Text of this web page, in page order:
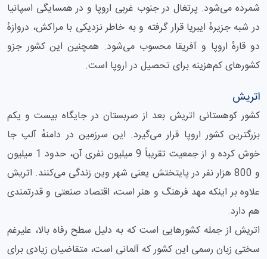
شمرده می‌شود. پرتغال در جنوب غربی اروپا و در همسایگی اسپانیا
در شبه جزیرهٔ ایبریا قرار گرفته و به خاطر نزدیکی با مراکش، دروازهٔ
دو قارهٔ اروپا و آفریقا محسوب می‌شود. همچنین این کشور جزو
کشورهای کم‌هزینه برای تحصیل در اروپا است.
اتریش
کشور کوهستانی اتریش بعد از صربستان در جایگاه بیست و یکم
بزرگترین کشور اروپا قرار می‌گیرد. این سرزمین در دامنهٔ‌ آلپ جا
خوش کرده و از جمعیت تقریباً 9 میلیون نفری آن، حدود 1 میلیون
و 800 هزار نفر در پایتختش یعنی شهر وین زندگی‌ می‌کنند. اتریش
علاوه بر اینکه مهد فرهنگ و هنر است، اقتصاد صنعتی و قدرتمندی
هم دارد.
اتریش از جمله کشورهایی است که به دلیل سطح رفاه بالا، علیرغم
سختی زبان رسمی این کشور که آلمانی است، متقاضیان زیادی برای